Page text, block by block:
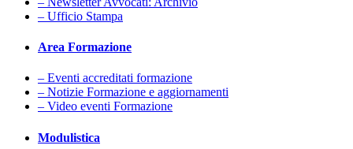
– Ufficio Stampa
Area Formazione
– Eventi accreditati formazione
– Notizie Formazione e aggiornamenti
– Video eventi Formazione
Modulistica